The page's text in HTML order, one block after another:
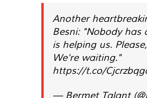
Another
Besni: "Nobody has
is helping us.
We're waiting."
https://t.co/
— Bermet Talant